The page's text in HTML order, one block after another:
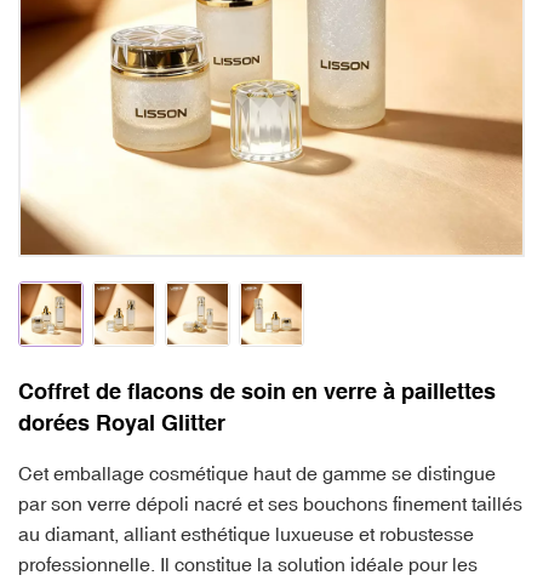
Coffret de flacons de soin en verre à paillettes
dorées Royal Glitter
Cet emballage cosmétique haut de gamme se distingue
par son verre dépoli nacré et ses bouchons finement taillés
au diamant, alliant esthétique luxueuse et robustesse
professionnelle. Il constitue la solution idéale pour les